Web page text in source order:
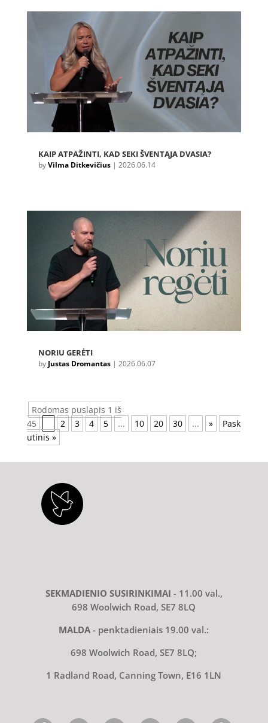
KAIP ATPAŽINTI, KAD SEKI ŠVENTĄJA DVASIA?
byVilma Ditkevičius| 2026.06.14
NORIU GERĖTI
by Justas Dromantas| 2026.06.07
Rodomas puslapis 1 iš
45
2 3 4 5 ... 10 20 30 ... »
Pask
utinis »
SEKMADIENIO SUSIRINKIMAI - 11.00 val.,
698 Woolwich Road, SE7 8LQ
MALDA- penktadieniais 19.00 val.:
698 Woolwich Road, SE7 8LQ;
1 Radland Road, Canning Town, E16 1LN